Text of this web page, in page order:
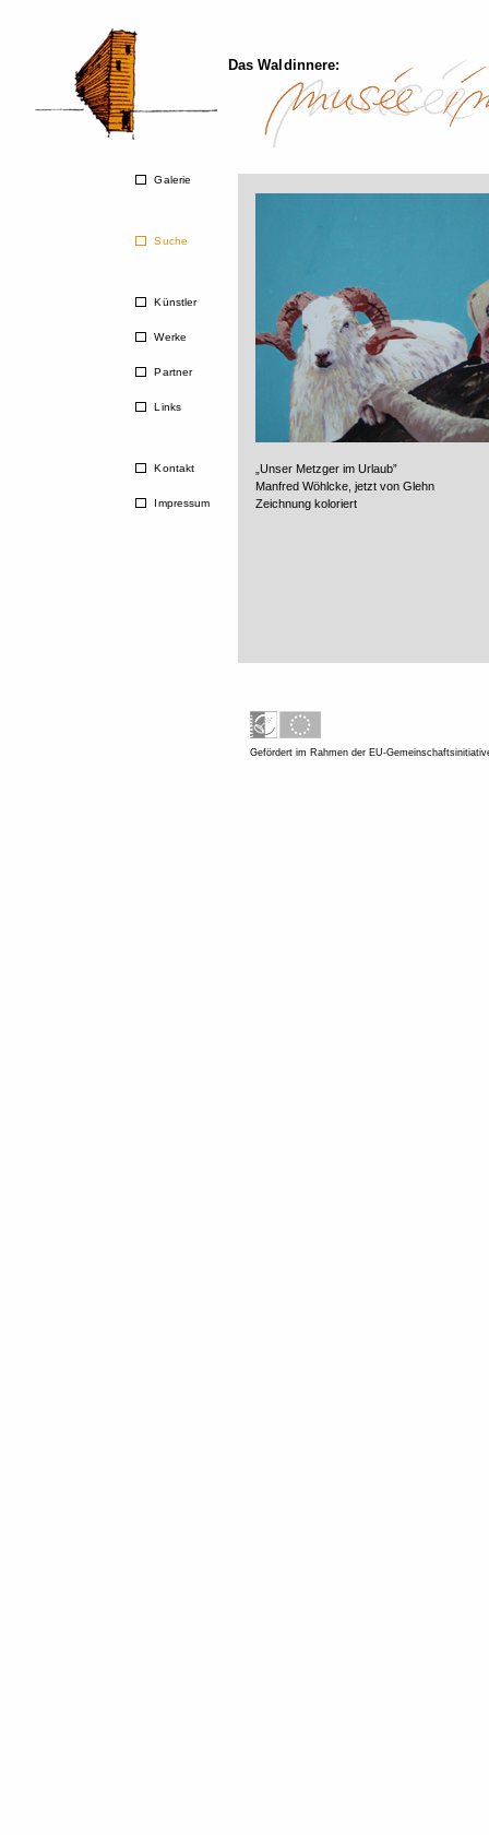
Das Waldinnere:
Galerie
Suche
Künstler
Werke
Partner
Links
Kontakt
Impressum
„Unser Metzger im Urlaub”
Manfred Wöhlcke, jetzt von Glehn
Zeichnung koloriert
Gefördert im Rahmen der EU-